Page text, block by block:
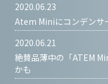
2020.06.23
Atem Miniにコンデンサ
2020.06.21
絶賛品薄中の「ATEM
かも